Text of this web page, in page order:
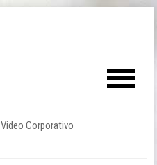
Video Corporativo